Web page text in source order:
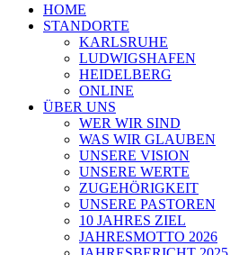
Menü
schließen
HOME
STANDORTE
KARLSRUHE
LUDWIGSHAFEN
HEIDELBERG
ONLINE
ÜBER UNS
WER WIR SIND
WAS WIR GLAUBEN
UNSERE VISION
UNSERE WERTE
ZUGEHÖRIGKEIT
UNSERE PASTOREN
10 JAHRES ZIEL
JAHRESMOTTO 2026